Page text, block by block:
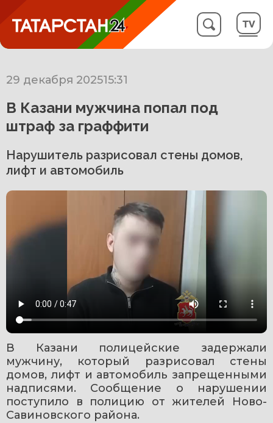
29 декабря 202515:31
В Казани мужчина попал под
штраф за граффити
Нарушитель разрисовал стены домов,
лифт и автомобиль
В Казани полицейские задержали
мужчину, который разрисовал стены
домов, лифт и автомобиль запрещенными
надписями. Сообщение о нарушении
поступило в полицию от жителей Ново-
Савиновского района.